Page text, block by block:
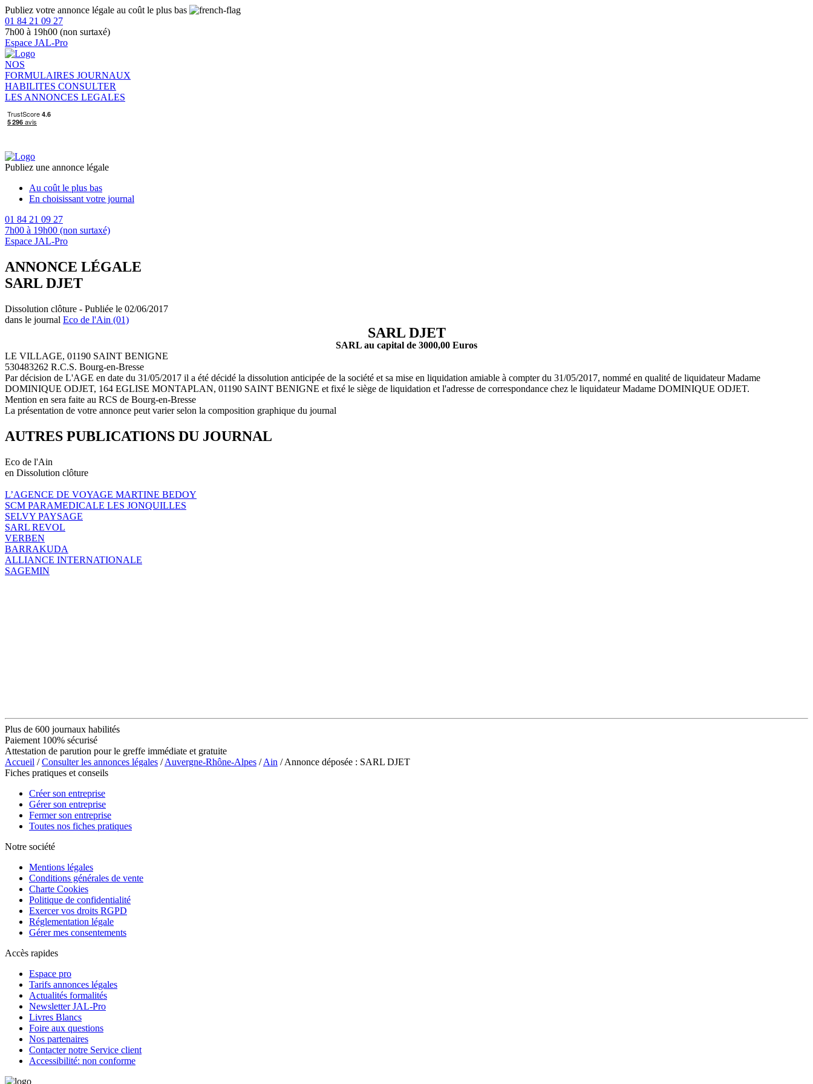
Publiez votre annonce légale au coût le plus bas
01 84 21 09 27
7h00 à 19h00 (non surtaxé)
Espace JAL-Pro
NOS
FORMULAIRES JOURNAUX
HABILITES CONSULTER
LES ANNONCES LEGALES
Publiez une annonce légale
Au coût le plus bas
En choisissant votre journal
01 84 21 09 27
7h00 à 19h00 (non surtaxé)
Espace JAL-Pro
ANNONCE LÉGALE
SARL DJET
Dissolution clôture - Publiée le 02/06/2017
dans le journal Eco de l'Ain (01)
SARL DJET
SARL au capital de 3000,00 Euros
LE VILLAGE, 01190 SAINT BENIGNE
530483262 R.C.S. Bourg-en-Bresse
Par décision de L'AGE en date du 31/05/2017 il a été décidé la dissolution anticipée de la société et sa mise en liquidation amiable à compter du 31/05/2017, nommé en qualité de liquidateur Madame
DOMINIQUE ODJET, 164 EGLISE MONTAPLAN, 01190 SAINT BENIGNE et fixé le siège de liquidation et l'adresse de correspondance chez le liquidateur Madame DOMINIQUE ODJET.
Mention en sera faite au RCS de Bourg-en-Bresse
La présentation de votre annonce peut varier selon la composition graphique du journal
AUTRES PUBLICATIONS DU JOURNAL
Eco de l'Ain
en Dissolution clôture
L’AGENCE DE VOYAGE MARTINE BEDOY
SCM PARAMEDICALE LES JONQUILLES
SELVY PAYSAGE
SARL REVOL
VERBEN
BARRAKUDA
ALLIANCE INTERNATIONALE
SAGEMIN
Plus de 600 journaux habilités
Paiement 100% sécurisé
Attestation de parution pour le greffe immédiate et gratuite
Accueil /Consulter les annonces légales /Auvergne-Rhône-Alpes /Ain / Annonce déposée : SARL DJET
Fiches pratiques et conseils
Créer son entreprise
Gérer son entreprise
Fermer son entreprise
Toutes nos fiches pratiques
Notre société
Mentions légales
Conditions générales de vente
Charte Cookies
Politique de confidentialité
Exercer vos droits RGPD
Réglementation légale
Gérer mes consentements
Accès rapides
Espace pro
Tarifs annonces légales
Actualités formalités
Newsletter JAL-Pro
Livres Blancs
Foire aux questions
Nos partenaires
Contacter notre Service client
Accessibilité: non conforme